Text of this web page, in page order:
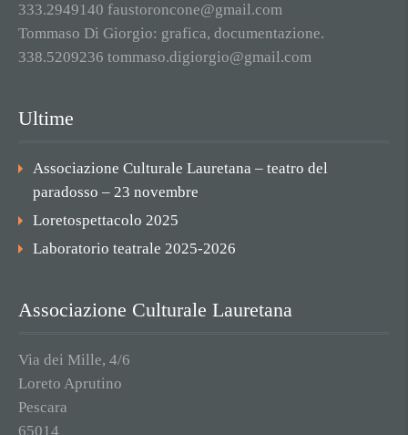
333.2949140 faustoroncone@gmail.com
Tommaso Di Giorgio: grafica, documentazione.
338.5209236 tommaso.digiorgio@gmail.com
Ultime
Associazione Culturale Lauretana – teatro del
paradosso – 23 novembre
Loretospettacolo 2025
Laboratorio teatrale 2025-2026
Associazione Culturale Lauretana
Via dei Mille, 4/6
Loreto Aprutino
Pescara
65014